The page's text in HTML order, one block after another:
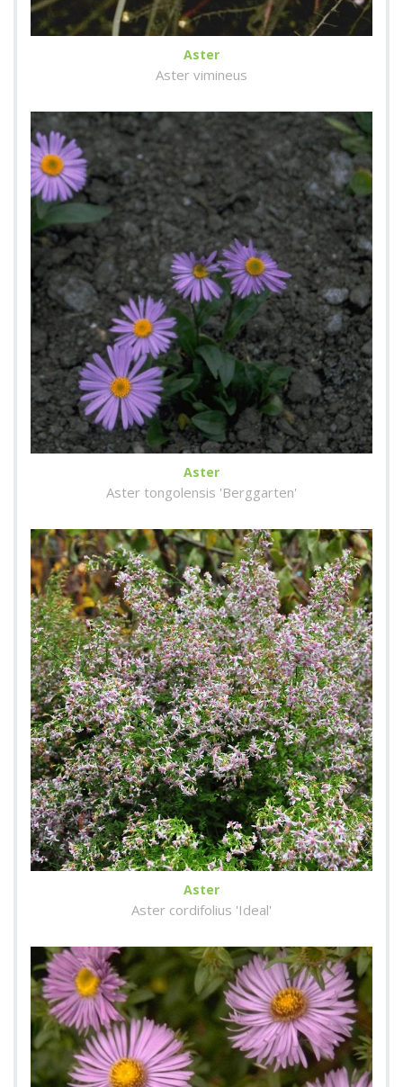
Aster
Aster vimineus
Aster
Aster tongolensis 'Berggarten'
Aster
Aster cordifolius 'Ideal'